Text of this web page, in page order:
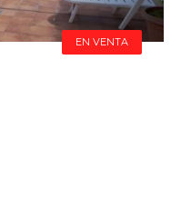
EN VENTA